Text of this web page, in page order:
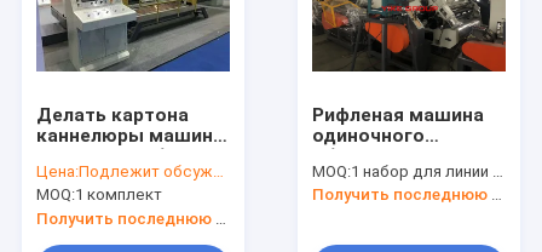
Делать картона
каннелюры машины
стороны рифленого
Папербоард
одиночный
Цена:Подлежит обсуждению
MOQ:1 комплект
Рифленая машина
одиночного
картона, высокая
эффективность
MOQ:1 набор для линии одиночного обкладчика
Получить последнюю цену